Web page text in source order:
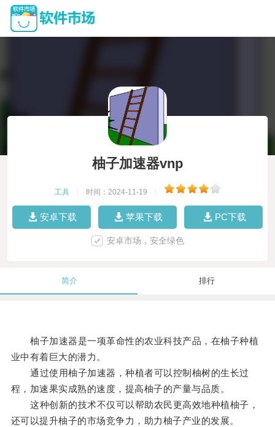
柚子加速器vnp
工具 时间：2024-11-19
安卓下载 苹果下载 PC下载
安卓市场，安全绿色
简介 排行
柚子加速器是一项革命性的农业科技产品，在柚子种植
业中有着巨大的潜力。
通过使用柚子加速器，种植者可以控制柚树的生长过
程，加速果实成熟的速度，提高柚子的产量与品质。
这种创新的技术不仅可以帮助农民更高效地种植柚子，
还可以提升柚子的市场竞争力，助力柚子产业的发展。